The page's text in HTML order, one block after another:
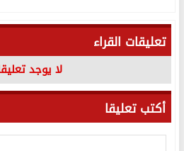
تعليقات القراء
لا يوجد
أكتب تعليقا